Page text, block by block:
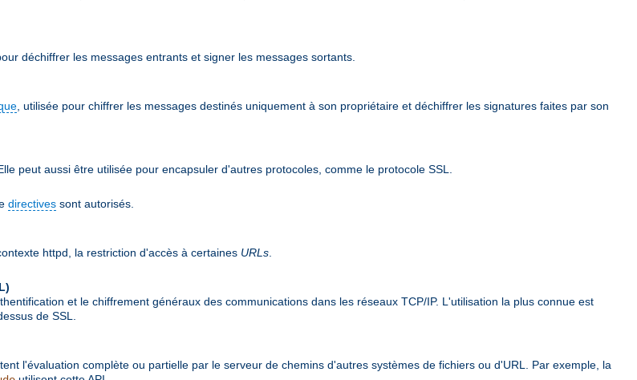
déchiffrer les messages entrants et signer les messages sortants.
, utilisée pour chiffrer les messages destinés uniquement à son propriétaire et déchiffrer les signatures faites par son
peut aussi être utilisée pour encapsuler d'autres protocoles, comme le protocole SSL.
directives sont autorisés.
httpd, la restriction d'accès à certaines URLs
et le chiffrement généraux des communications dans les réseaux TCP/IP. L'utilisation la plus connue est
de SSL.
l'évaluation complète ou partielle par le serveur de chemins d'autres systèmes de fichiers ou d'URL. Par exemple, la